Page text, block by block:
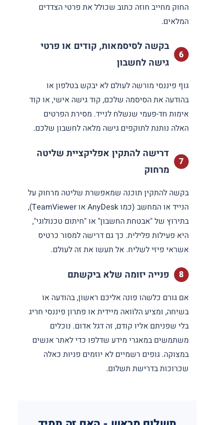
החוק מחייב חוזה כתוב שכולל את פרטי הצדדים
המלאים.
בקשה לסיסמאות, קודים או פרטי
גישה לחשבון
גוף פיננסי מורשה לעולם לא יבקש בטלפון או
בהודעה את הסיסמה שלכם, קוד גישה אישי, או קוד
אימות חד-פעמי שנשלח לנייד. מסירת הפרטים
האלה נותנת לתוקפים גישה מלאה לחשבון שלכם.
דרישה להתקין אפליקציית שליטה
מרחוק
בקשה להתקין תוכנה שמאפשרת שליטה מרחוק על
הנייד או המחשב (כמו AnyDesk או TeamViewer),
בתירוץ של "אבטחת החשבון" או "חיתום טכנולוגי",
היא פעילות פלילית. כך גם דרישה למסור כרטיס
אשראי פיזי לשליח. אל תעשו את זה לעולם.
פנייה יזומה שלא ביקשתם
אם גורם כלשהו פונה אליכם ראשון, בהודעה או
בשיחה, ומציע הלוואה מיידית או פתרון פיננסי חריג
בלי שפניתם אליו קודם, זה דגל אדום. נוכלים
משתמשים במאגרי מידע שדלפו כדי לאתר אנשים
במצוקה. גופים רשמיים לא יוזמים פניות כאלה
שכרוכות בדרישת תשלום.